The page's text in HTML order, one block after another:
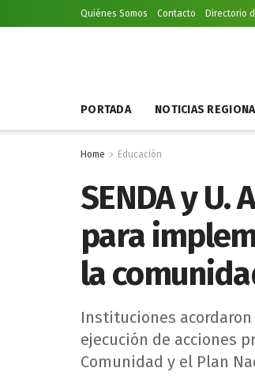
Quiénes Somos Contacto Directorio
PORTADA NOTICIAS
Home Educación
SENDA y
para
la
Instituciones
ejecución de acciones
Comunidad y el Plan